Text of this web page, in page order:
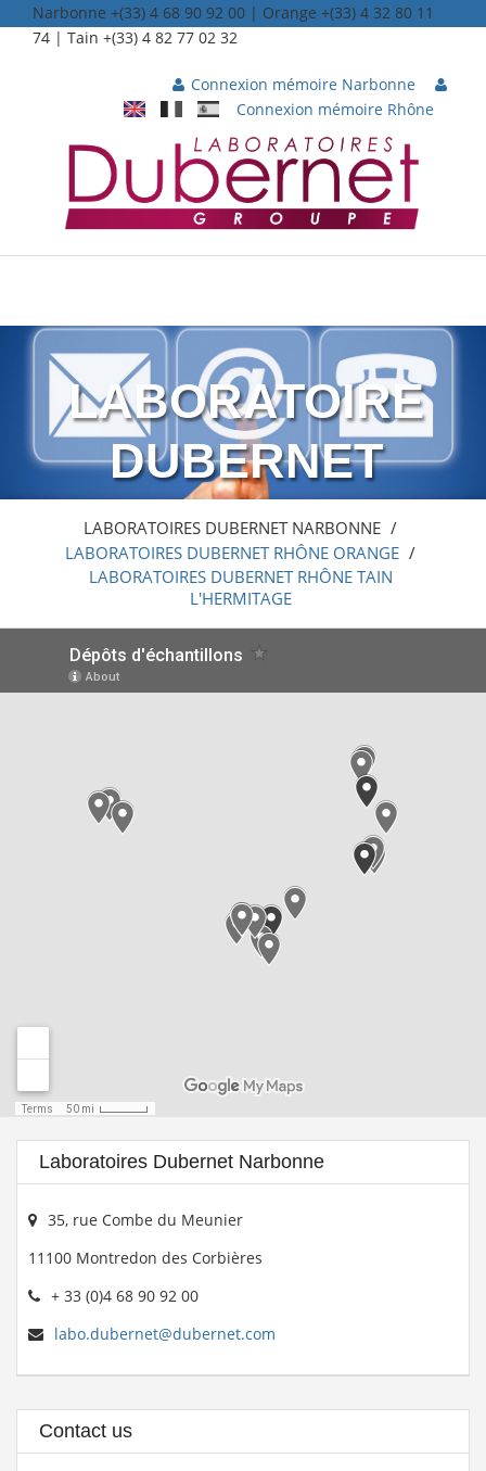
Narbonne +(33) 4 68 90 92 00 | Orange +(33) 4 32 80 11
74 | Tain +(33) 4 82 77 02 32
Connexion mémoire Narbonne
Connexion mémoire Rhône
LABORATOIRE
DUBERNET
NARBONNE
LABORATOIRES DUBERNET NARBONNE /
LABORATOIRES DUBERNET RHÔNE ORANGE /
LABORATOIRES DUBERNET RHÔNE TAIN
L'HERMITAGE
Laboratoires Dubernet Narbonne
35, rue Combe du Meunier
11100 Montredon des Corbières
+ 33 (0)4 68 90 92 00
labo.dubernet@dubernet.com
Contact us